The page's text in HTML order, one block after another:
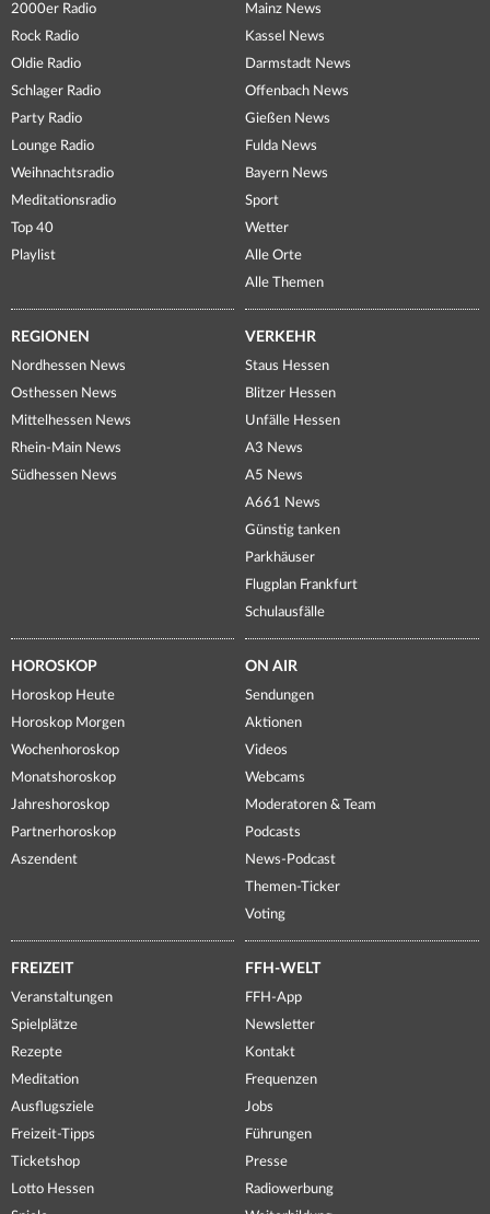
2000er Radio
Rock Radio
Oldie Radio
Schlager Radio
Party Radio
Lounge Radio
Weihnachtsradio
Meditationsradio
Top 40
Playlist
Mainz News
Kassel News
Darmstadt News
Offenbach News
Gießen News
Fulda News
Bayern News
Sport
Wetter
Alle Orte
Alle Themen
REGIONEN
Nordhessen News
Osthessen News
Mittelhessen News
Rhein-Main News
Südhessen News
VERKEHR
Staus Hessen
Blitzer Hessen
Unfälle Hessen
A3 News
A5 News
A661 News
Günstig tanken
Parkhäuser
Flugplan Frankfurt
Schulausfälle
HOROSKOP
Horoskop Heute
Horoskop Morgen
Wochenhoroskop
Monatshoroskop
Jahreshoroskop
Partnerhoroskop
Aszendent
ON AIR
Sendungen
Aktionen
Videos
Webcams
Moderatoren & Team
Podcasts
News-Podcast
Themen-Ticker
Voting
FREIZEIT
Veranstaltungen
Spielplätze
Rezepte
Meditation
Ausflugsziele
Freizeit-Tipps
Ticketshop
Lotto Hessen
FFH-WELT
FFH-App
Newsletter
Kontakt
Frequenzen
Jobs
Führungen
Presse
Radiowerbung